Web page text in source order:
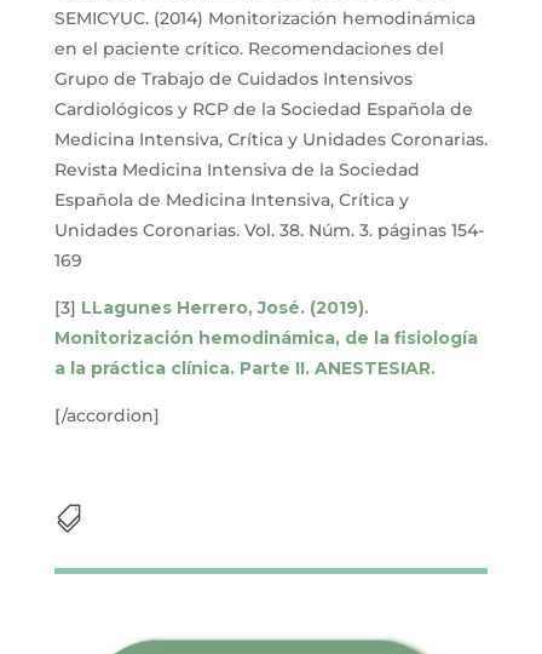
SEMICYUC. (2014) Monitorización hemodinámica
en el paciente crítico. Recomendaciones del
Grupo de Trabajo de Cuidados Intensivos
Cardiológicos y RCP de la Sociedad Española de
Medicina Intensiva, Crítica y Unidades Coronarias.
Revista Medicina Intensiva de la Sociedad
Española de Medicina Intensiva, Crítica y
Unidades Coronarias. Vol. 38. Núm. 3. páginas 154-
169
[3] LLagunes Herrero, José. (2019).
Monitorización hemodinámica, de la fisiología
a la práctica clínica. Parte II. ANESTESIAR.
[/accordion]
